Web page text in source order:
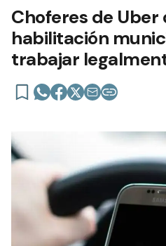
Choferes de
habilitación
trabajar